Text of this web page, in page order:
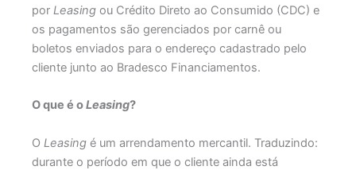
por Leasingou Crédito Direto ao Consumido (CDC) e
os pagamentos são gerenciados por carnê ou
boletos enviados para o endereço cadastrado pelo
cliente junto ao Bradesco Financiamentos.
O que é oLeasing?
O Leasingé um arrendamento mercantil. Traduzindo:
durante o período em que o cliente ainda está